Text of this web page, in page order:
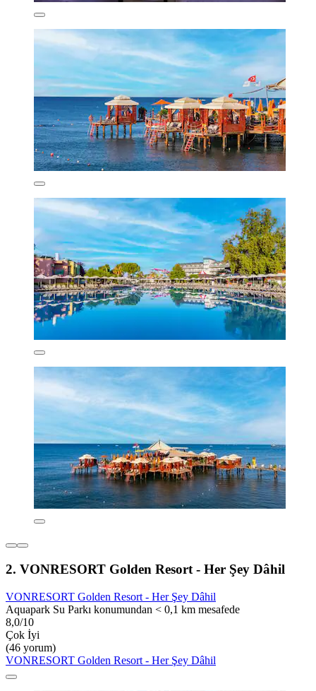
2. VONRESORT Golden Resort - Her Şey Dâhil
VONRESORT Golden Resort - Her Şey Dâhil
Aquapark Su Parkı konumundan < 0,1 km mesafede
8,0/10
Çok İyi
(46 yorum)
VONRESORT Golden Resort - Her Şey Dâhil